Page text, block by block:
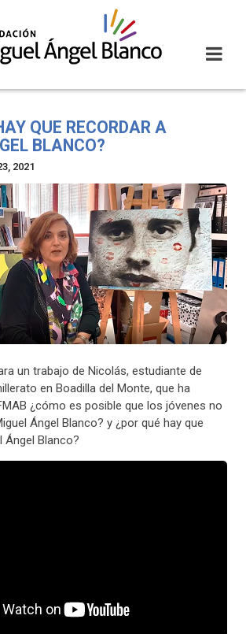
QUE RECORDAR A
BLANCO?
2021
un trabajo de Nicolás, estudiante de
en Boadilla del Monte, que ha
¿cómo es posible que los jóvenes no
Ángel Blanco? y ¿por qué hay que
Ángel Blanco?